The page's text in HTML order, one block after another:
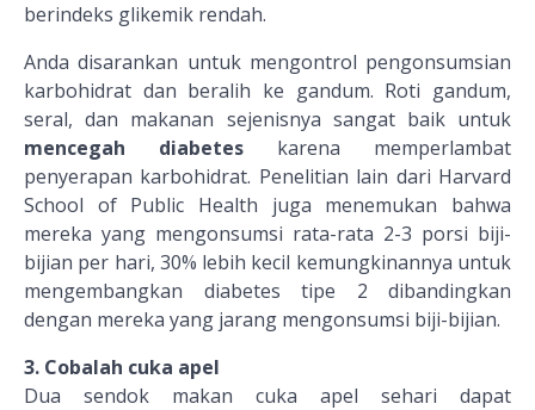
berindeks glikemik rendah.
Anda disarankan untuk mengontrol pengonsumsian
karbohidrat dan beralih ke gandum. Roti gandum,
seral, dan makanan sejenisnya sangat baik untuk
mencegah diabetes karena memperlambat
penyerapan karbohidrat. Penelitian lain dari Harvard
School of Public Health juga menemukan bahwa
mereka yang mengonsumsi rata-rata 2-3 porsi biji-
bijian per hari, 30% lebih kecil kemungkinannya untuk
mengembangkan diabetes tipe 2 dibandingkan
dengan mereka yang jarang mengonsumsi biji-bijian.
3. Cobalah cuka apel
Dua sendok makan cuka apel sehari dapat